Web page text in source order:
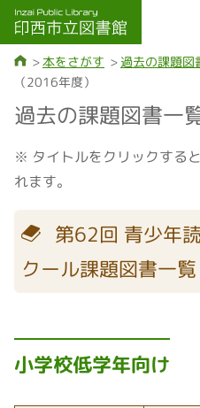
本をさがす 過去の課題図
（2016年度）
過去の課題図書一
※ タイトルをクリックする
れます。
第62回 青少年
クール課題図書一覧
小学校低学年向け